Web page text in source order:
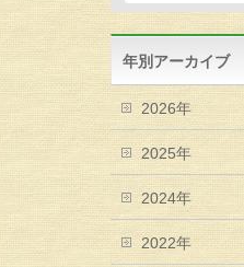
年別アーカイブ
2026年
2025年
2024年
2022年